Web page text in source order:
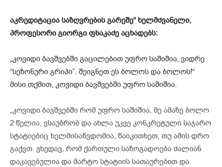
აკრედიტაცია საზღვრების გარეშე“ ხელმძვანელი,
პროფესორი გიორგი ფხაკაძე აცხადებს:
„კოვიდი ბავშვებში გაცილებით უფრო საშიშია, ვიდრე
“სეზონური გრიპი”. შეიგნეთ ეს ბოლოს და ბოლოს!“
მისი თქმით, კოვიდი ბავშვებში უფრო საშიშია.
„კოვიდი ბავშვებში რომ უფრო საშიშია, მე ამაზე ბოლო
2 წელია, ვსაუბრობ და ახლა უკვე კონკრეტული საჯარო
სტატიებიც ხელმისაწვდომია, წაიკითხეთ, თუ ამის დრო
გაქვთ. ვხედავ, რომ ქართული საზოგადოება ძალიან
დაკავებულია და მარტო სტატიის სათაურებით და